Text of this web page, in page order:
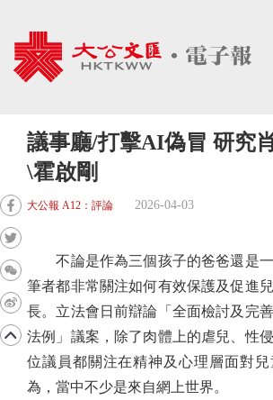
議事廳/打擊AI偽冒 研究
\霍啟剛
大公報 A12：評論 2026-04-03
不論是作為三個孩子的爸爸還是一
筆者都非常關注如何有效保護及促進
長。立法會日前辯論「全面檢討及完
法例」議案，除了肉體上的虐兒、性
位議員都關注在精神及心理層面對
為，當中不少是來自網上世界。